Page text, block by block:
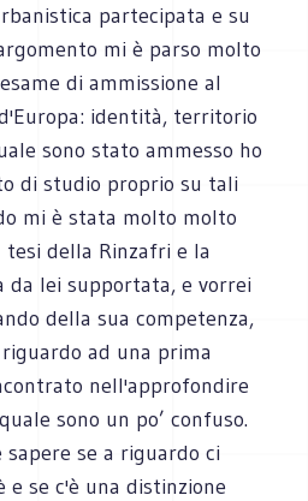
partecipata e su
mi è parso molto
di ammissione al
identità, territorio
sono stato ammesso ho
di studio proprio su tali
mi è stata molto molto
della Rinzafri e la
da lei supportata, e vorrei
della sua competenza,
ad una prima
nell'approfondire
sono un po’ confuso.
sapere se a riguardo ci
e se c'è una distinzione